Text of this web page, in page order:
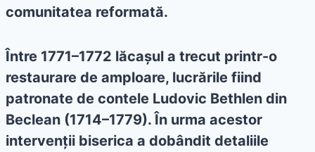
comunitatea reformată.
Între 1771–1772 lăcașul a trecut printr-o
restaurare de amploare, lucrările fiind
patronate de contele Ludovic Bethlen din
Beclean (1714–1779). În urma acestor
intervenții biserica a dobândit detaliile